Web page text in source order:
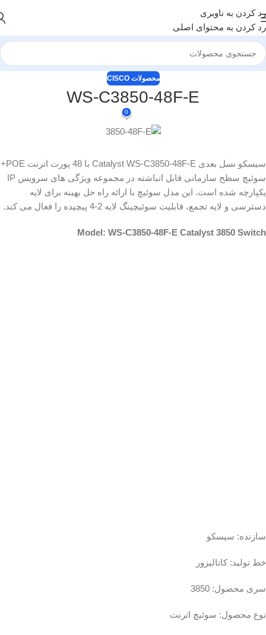
رد کردن به ناوبری
رد کردن به محتوای اصلی
محصولات CISCO
WS-C3850-48F-E
0
سیسکو نسل بعدی Catalyst WS-C3850-48F-E با 48 پورت اترنت POE+
سوئیچ سطح سازمانی قابل انباشته در مجموعه ویژگی های سرویس IP
یکپارچه شده است. این مدل سوئیچ با ارائه راه حل بهینه برای لایه
دسترسی و لایه تجمع، قابلیت سوئیچینگ لایه 2-4 پیچیده را فعال می کند.
Model: WS-C3850-48F-E Catalyst 3850 Switch
سازنده: سیسکو
خط تولید: کاتالیزور
سری محصول: 3850
نوع محصول: سوئیچ اترنت